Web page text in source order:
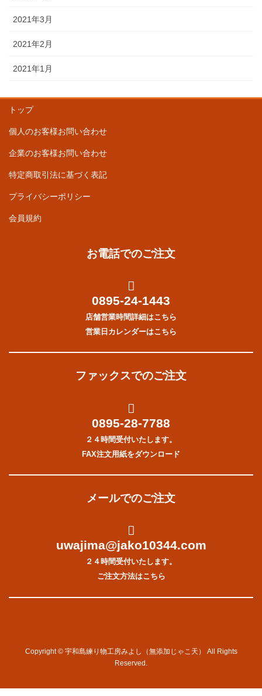
2021年3月
2021年2月
2021年1月
トップ
個人のお客様お問い合わせ
企業のお客様お問い合わせ
特定商取引法に基づく表記
プライバシーポリシー
会員規約
お電話でのご注文
0895-24-1443
店舗営業時間詳細はこちら
営業日カレンダーはこちら
ファックスでのご注文
0895-28-7788
２４時間受付いたします。
FAX注文用紙をダウンロード
メールでのご注文
uwajima@jako10344.com
２４時間受付いたします。
ご注文方法はこちら
Copyright © 宇和島練り物工房みよし（無添加じゃこ天） All Rights
Reserved.